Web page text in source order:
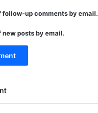
follow-up comments by email.
posts by email.